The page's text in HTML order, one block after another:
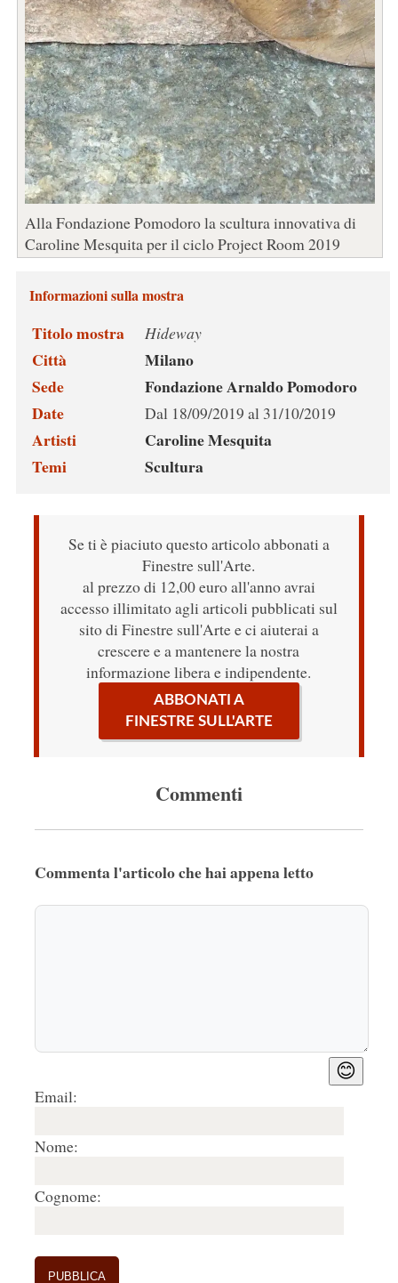
Alla Fondazione Pomodoro la scultura innovativa di
Caroline Mesquita per il ciclo Project Room 2019
Informazioni sulla mostra
Titolo mostra Hideway
Città
Milano
Sede
Fondazione Arnaldo Pomodoro
Date
Dal 18/09/2019 al 31/10/2019
Artisti
Caroline Mesquita
Temi
Scultura
Se ti è piaciuto questo articolo abbonati a
Finestre sull'Arte.
al prezzo di 12,00 euro all'anno avrai
accesso illimitato agli articoli pubblicati sul
sito di Finestre sull'Arte e ci aiuterai a
crescere e a mantenere la nostra
informazione libera e indipendente.
ABBONATI A
FINESTRE SULL'ARTE
Commenti
Commenta l'articolo che hai appena letto
😊
Email:
Nome:
Cognome: